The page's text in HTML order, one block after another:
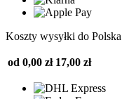
Koszty wysyłki do Polska
od 0,00 zł 17,00 zł